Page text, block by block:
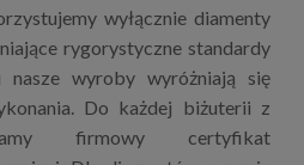
wyłącznie diamenty
rygorystyczne standardy
wyroby wyróżniają się
Do każdej biżuterii z
firmowy certyfikat